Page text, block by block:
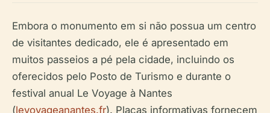
Embora o monumento em si não possua um centro
de visitantes dedicado, ele é apresentado em
muitos passeios a pé pela cidade, incluindo os
oferecidos pelo Posto de Turismo e durante o
festival anual Le Voyage à Nantes
(levoyageanantes.fr). Placas informativas fornecem